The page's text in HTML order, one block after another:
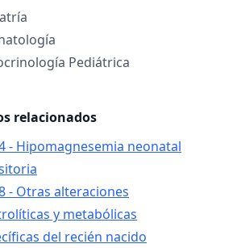
Pediátrica
relacionados
- Hipomagnesemia neonatal
- Otras alteraciones
y metabólicas
del recién nacido